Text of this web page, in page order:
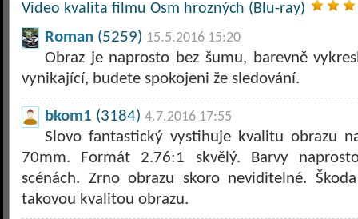
Video kvalita filmu Osm hrozných (Blu-ray)
Roman (5259) 15.5.2016 15:20
Obraz je naprosto bez šumu, barevně
vynikající, budete spokojeni že sledování.
bkom1 (3184) 4.7.2016 17:55
Slovo fantastický vystihuje kvalitu obrazu
70mm. Formát 2.76:1 skvělý. Barvy
scénách. Zrno obrazu skoro neviditelné.
takovou kvalitou obrazu.